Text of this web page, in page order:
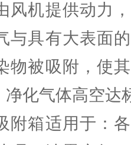
风机提供动力
与具有大表面
物被吸附，使
净化气体高空达
附箱适用于：